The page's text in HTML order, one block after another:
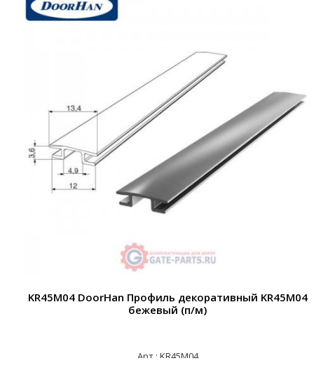
KR45M04 DoorHan Профиль декоративный KR45M04
бежевый (п/м)
Арт.: KR45M04